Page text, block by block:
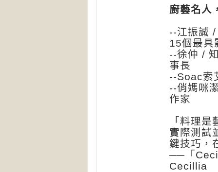
廚藝名人
--江振誠
15個最具
--徐仲 /
事長
--Soac索
--俏媽咪
作家
「料理
實際測試
鍵技巧，
──「
Cecillia